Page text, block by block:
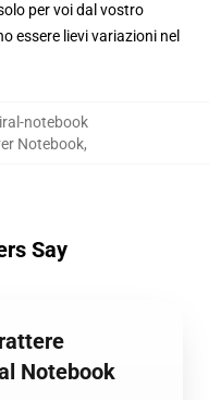
per voi dal vostro
essere lievi variazioni nel
notebook
Notebook,
Say
Notebook